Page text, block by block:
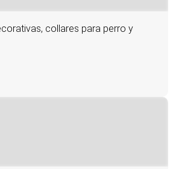
collares para perro y